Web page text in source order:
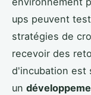
ups peuvent
stratégies de
recevoir des
d'incubation est
un